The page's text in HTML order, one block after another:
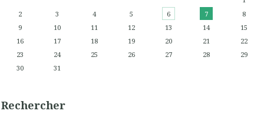
2
3 4 5 6 7
8
9
10 11 12 13 14
15
16
17 18 19 20 21
22
23
24 25 26 27 28
29
30
31
Rechercher